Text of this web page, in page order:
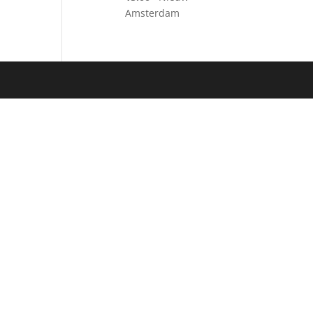
Amsterdam